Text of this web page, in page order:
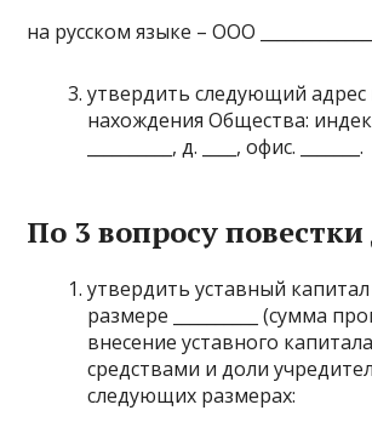
на русском языке – ООО
утвердить следующий адрес
нахождения Общества: индекс,
__________, д. ____, офис. _______.
По 3 вопросу повестки
утвердить уставный
размере __________ (сумма
внесение уставного
средствами и доли
следующих размерах: